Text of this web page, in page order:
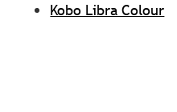
Kobo Libra Colour